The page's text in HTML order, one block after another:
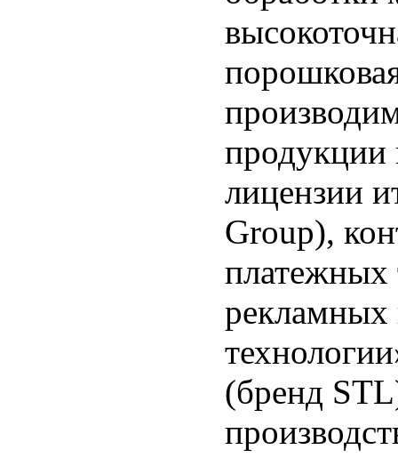
продукции
лицензии
Group),
платежных
рекламных
(бренд